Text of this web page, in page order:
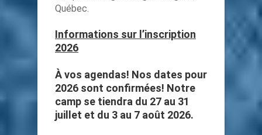
Québec.
Informations sur l’inscription
2026
À vos agendas! Nos dates pour
2026 sont confirmées! Notre
camp se tiendra du 27 au 31
juillet et du 3 au 7 août 2026.